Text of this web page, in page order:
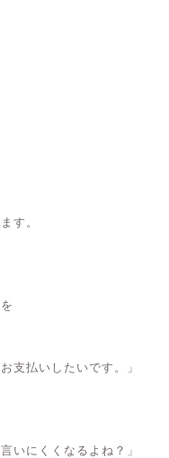
す。
支払いしたいです。」
いにくくなるよね？」